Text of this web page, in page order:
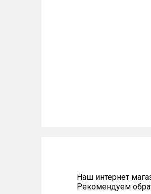
Наш интернет
Рекомендуем